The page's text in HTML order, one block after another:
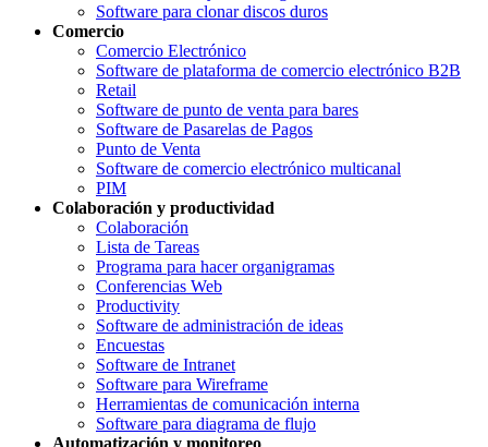
Software para clonar discos duros
Comercio
Comercio Electrónico
Software de plataforma de comercio electrónico B2B
Retail
Software de punto de venta para bares
Software de Pasarelas de Pagos
Punto de Venta
Software de comercio electrónico multicanal
PIM
Colaboración y productividad
Colaboración
Lista de Tareas
Programa para hacer organigramas
Conferencias Web
Productivity
Software de administración de ideas
Encuestas
Software de Intranet
Software para Wireframe
Herramientas de comunicación interna
Software para diagrama de flujo
Automatización y monitoreo